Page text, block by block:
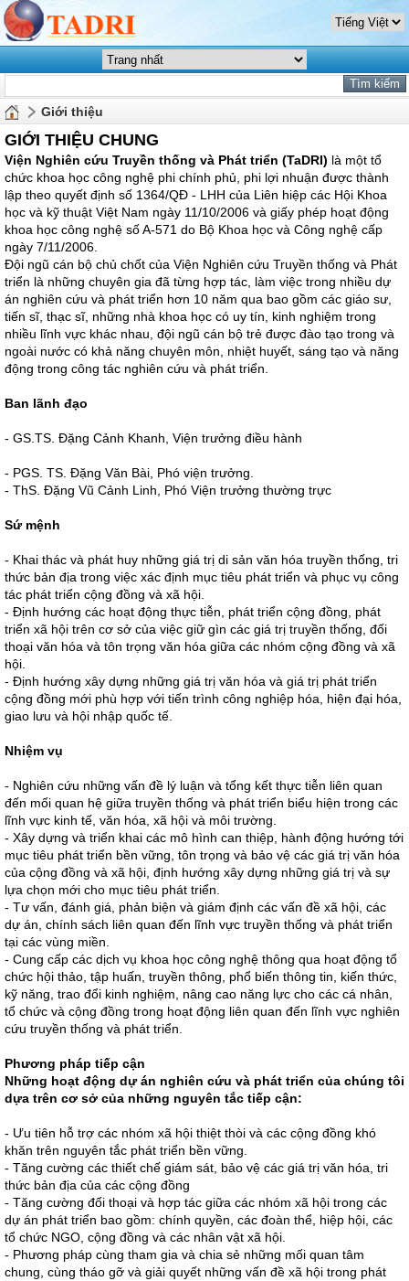
Giới thiệu
GIỚI THIỆU CHUNG
Viện Nghiên cứu Truyền thống và Phát triển (TaDRI) là một tổ
chức khoa học công nghệ phi chính phủ, phi lợi nhuận được thành
lập theo quyết định số 1364/QĐ - LHH của Liên hiệp các Hội Khoa
học và kỹ thuật Việt Nam ngày 11/10/2006 và giấy phép hoạt động
khoa học công nghệ số A-571 do Bộ Khoa học và Công nghệ cấp
ngày 7/11/2006.
Đội ngũ cán bộ chủ chốt của Viện Nghiên cứu Truyền thống và Phát
triển là những chuyên gia đã từng hợp tác, làm việc trong nhiều dự
án nghiên cứu và phát triển hơn 10 năm qua bao gồm các giáo sư,
tiến sĩ, thạc sĩ, những nhà khoa học có uy tín, kinh nghiệm trong
nhiều lĩnh vực khác nhau, đội ngũ cán bộ trẻ được đào tạo trong và
ngoài nước có khả năng chuyên môn, nhiệt huyết, sáng tạo và năng
động trong công tác nghiên cứu và phát triển.
Ban lãnh đạo
- GS.TS. Đặng Cảnh Khanh, Viện trưởng điều hành
- PGS. TS. Đặng Văn Bài, Phó viện trưởng.
- ThS. Đặng Vũ Cảnh Linh, Phó Viện trưởng thường trực
Sứ mệnh
- Khai thác và phát huy những giá trị di sản văn hóa truyền thống, tri
thức bản địa trong việc xác định mục tiêu phát triển và phục vụ công
tác phát triển cộng đồng và xã hội.
- Định hướng các hoạt động thực tiễn, phát triển cộng đồng, phát
triển xã hội trên cơ sở của việc giữ gìn các giá trị truyền thống, đối
thoại văn hóa và tôn trọng văn hóa giữa các nhóm cộng đồng và xã
hội.
- Định hướng xây dựng những giá trị văn hóa và giá trị phát triển
cộng đồng mới phù hợp với tiến trình công nghiệp hóa, hiện đại hóa,
giao lưu và hội nhập quốc tế.
Nhiệm vụ
- Nghiên cứu những vấn đề lý luận và tổng kết thực tiễn liên quan
đến mối quan hệ giữa truyền thống và phát triển biểu hiện trong các
lĩnh vực kinh tế, văn hóa, xã hội và môi trường.
- Xây dựng và triển khai các mô hình can thiệp, hành động hướng tới
mục tiêu phát triển bền vững, tôn trọng và bảo vệ các giá trị văn hóa
của cộng đồng và xã hội, định hướng xây dựng những giá trị và sự
lựa chọn mới cho mục tiêu phát triển.
- Tư vấn, đánh giá, phản biện và giám định các vấn đề xã hội, các
dự án, chính sách liên quan đến lĩnh vực truyền thống và phát triển
tại các vùng miền.
- Cung cấp các dịch vụ khoa học công nghệ thông qua hoạt động tổ
chức hội thảo, tập huấn, truyền thông, phổ biến thông tin, kiến thức,
kỹ năng, trao đổi kinh nghiệm, nâng cao năng lực cho các cá nhân,
tổ chức và cộng đồng trong hoạt động liên quan đến lĩnh vực nghiên
cứu truyền thống và phát triển.
Phương pháp tiếp cận
Những hoạt động dự án nghiên cứu và phát triển của chúng tôi
dựa trên cơ sở của những nguyên tắc tiếp cận:
- Ưu tiên hỗ trợ các nhóm xã hội thiệt thòi và các cộng đồng khó
khăn trên nguyên tắc phát triển bền vững.
- Tăng cường các thiết chế giám sát, bảo vệ các giá trị văn hóa, tri
thức bản địa của các cộng đồng
- Tăng cường đối thoại và hợp tác giữa các nhóm xã hội trong các
dự án phát triển bao gồm: chính quyền, các đoàn thể, hiệp hội, các
tổ chức NGO, cộng đồng và các nhân vật xã hội.
- Phương pháp cùng tham gia và chia sẻ những mối quan tâm
chung, cùng tháo gỡ và giải quyết những vấn đề xã hội trong phát